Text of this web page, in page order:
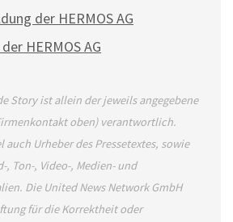
der HERMOS AG
HERMOS AG
Story ist allein der jeweils angegebene
oben) verantwortlich.
auch Urheber des Pressetextes, sowie
, Ton-, Video-, Medien- und
Die United News Network GmbH
für die Korrektheit oder